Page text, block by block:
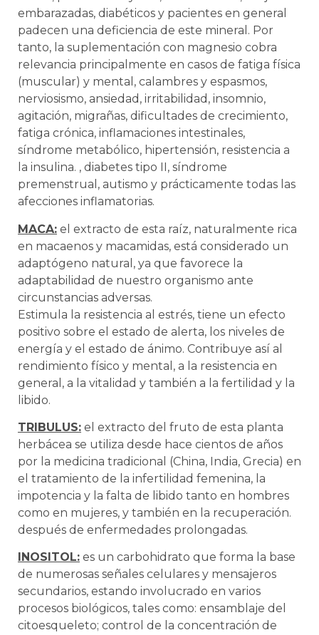
embarazadas, diabéticos y pacientes en general
padecen una deficiencia de este mineral. Por
tanto, la suplementación con magnesio cobra
relevancia principalmente en casos de fatiga física
(muscular) y mental, calambres y espasmos,
nerviosismo, ansiedad, irritabilidad, insomnio,
agitación, migrañas, dificultades de crecimiento,
fatiga crónica, inflamaciones intestinales,
síndrome metabólico, hipertensión, resistencia a
la insulina. , diabetes tipo II, síndrome
premenstrual, autismo y prácticamente todas las
afecciones inflamatorias.
MACA: el extracto de esta raíz, naturalmente rica
en macaenos y macamidas, está considerado un
adaptógeno natural, ya que favorece la
adaptabilidad de nuestro organismo ante
circunstancias adversas.
Estimula la resistencia al estrés, tiene un efecto
positivo sobre el estado de alerta, los niveles de
energía y el estado de ánimo. Contribuye así al
rendimiento físico y mental, a la resistencia en
general, a la vitalidad y también a la fertilidad y la
libido.
TRIBULUS: el extracto del fruto de esta planta
herbácea se utiliza desde hace cientos de años
por la medicina tradicional (China, India, Grecia) en
el tratamiento de la infertilidad femenina, la
impotencia y la falta de libido tanto en hombres
como en mujeres, y también en la recuperación.
después de enfermedades prolongadas.
INOSITOL: es un carbohidrato que forma la base
de numerosas señales celulares y mensajeros
secundarios, estando involucrado en varios
procesos biológicos, tales como: ensamblaje del
citoesqueleto; control de la concentración de